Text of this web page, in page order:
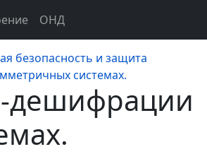
ОНД
безопасность и защита
системах.